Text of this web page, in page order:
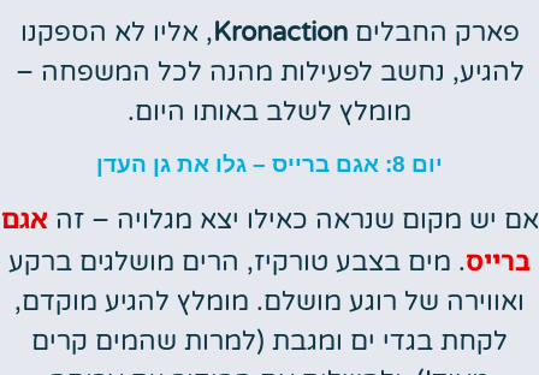
פארק החבליםKronaction, אליו לא הספקנו
להגיע, נחשב לפעילות מהנה לכל המשפחה –
מומלץ לשלב באותו היום.
יום 8: אגם ברייס – גלו את גן העדן
אם יש מקום שנראה כאילו יצא מגלויה – זהאגם
ברייס. מים בצבע טורקיז, הרים מושלגים ברקע
ואווירה של רוגע מושלם. מומלץ להגיע מוקדם,
לקחת בגדי ים ומגבת (למרות שהמים קרים